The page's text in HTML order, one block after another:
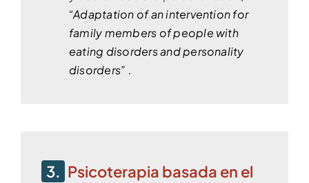
“Adaptation of an intervention for
family members of people with
eating disorders and personality
disorders” .
3. Psicoterapia basada en el